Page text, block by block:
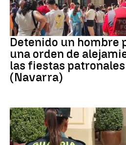
Detenido
Detenido un hombre
una orden de
las fiestas
(Navarra)